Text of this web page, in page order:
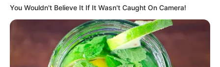
You Wouldn't Believe It If It Wasn't Caught On Camera!